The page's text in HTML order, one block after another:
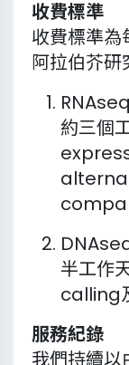
收費標準
收費標準為
阿拉伯芥研
約三個
半工作
calling
服務紀錄
我們持續以